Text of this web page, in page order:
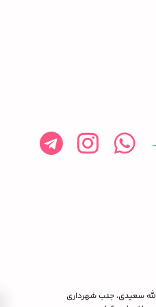
الله سعیدی، جنب شهرداری